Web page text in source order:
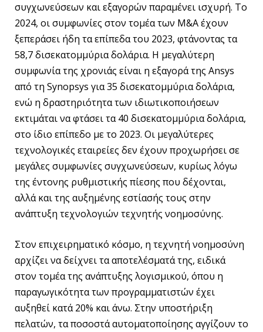
συγχωνεύσεων και εξαγορών παραμένει ισχυρή. Το
2024, οι συμφωνίες στον τομέα των M&A έχουν
ξεπεράσει ήδη τα επίπεδα του 2023, φτάνοντας τα
58,7 δισεκατομμύρια δολάρια. Η μεγαλύτερη
συμφωνία της χρονιάς είναι η εξαγορά της Ansys
από τη Synopsys για 35 δισεκατομμύρια δολάρια,
ενώ η δραστηριότητα των ιδιωτικοποιήσεων
εκτιμάται να φτάσει τα 40 δισεκατομμύρια δολάρια,
στο ίδιο επίπεδο με το 2023. Οι μεγαλύτερες
τεχνολογικές εταιρείες δεν έχουν προχωρήσει σε
μεγάλες συμφωνίες συγχωνεύσεων, κυρίως λόγω
της έντονης ρυθμιστικής πίεσης που δέχονται,
αλλά και της αυξημένης εστίασής τους στην
ανάπτυξη τεχνολογιών τεχνητής νοημοσύνης.
Στον επιχειρηματικό κόσμο, η τεχνητή νοημοσύνη
αρχίζει να δείχνει τα αποτελέσματά της, ειδικά
στον τομέα της ανάπτυξης λογισμικού, όπου η
παραγωγικότητα των προγραμματιστών έχει
αυξηθεί κατά 20% και άνω. Στην υποστήριξη
πελατών, τα ποσοστά αυτοματοποίησης αγγίζουν το